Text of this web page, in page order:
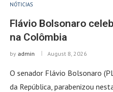
NÓTICIAS
Flávio Bolsonaro
na Colômbia
by admin August 8, 2026
O senador Flávio Bolsonaro
da República, parabenizou